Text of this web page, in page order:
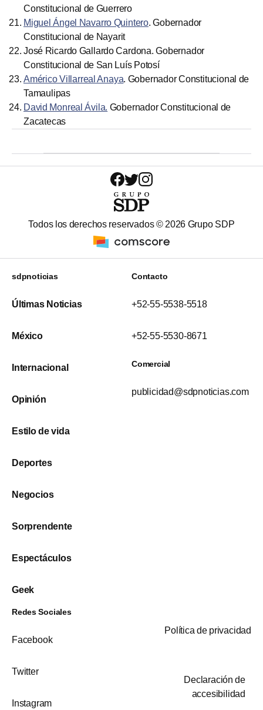
Constitucional de Guerrero
Miguel Ángel Navarro Quintero. Gobernador
Constitucional de Nayarit
José Ricardo Gallardo Cardona. Gobernador
Constitucional de San Luís Potosí
Américo Villarreal Anaya. Gobernador Constitucional de
Tamaulipas
David Monreal Ávila. Gobernador Constitucional de
Zacatecas
Todos los derechos reservados © 2026 Grupo SDP
sdpnoticias
Últimas Noticias
México
Internacional
Opinión
Estilo de vida
Deportes
Negocios
Sorprendente
Espectáculos
Geek
Contacto
+52-55-5538-5518
+52-55-5530-8671
Comercial
publicidad@sdpnoticias.com
Redes Sociales
Facebook
Twitter
Instagram
Política de privacidad
Declaración de
accesibilidad